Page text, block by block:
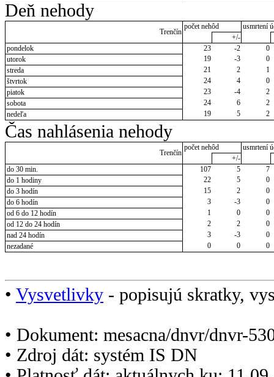
Deň nehody
Trenčín
počet nehôd
usmrtení
+/-
pondelok
23 -2
0
utorok
19 -3
0
streda
21 2
1
štvrtok
24 4
0
piatok
23 -4
2
sobota
24 6
2
nedeľa
19 5 2
Čas nahlásenia nehody
Trenčín
počet nehôd
usmrtení
+/-
do 30 min.
107 5
7
do 1 hodiny
22 5
0
do 3 hodín
15 2
0
do 6 hodín
3 -3
0
od 6 do 12 hodín
1 0
0
od 12 do 24 hodín
2 2
0
nad 24 hodín
3 -3
0
nezadané
0 0 0
• Vysvetlivky - popisujú skratky,
• Dokument: mesacna/dnvr/dnvr-
• Zdroj dát: systém IS DN